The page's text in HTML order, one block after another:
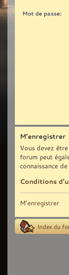
Mot de passe:
M’enregistrer
Vous devez
forum peut
connaissance
Conditions
M’enregistrer
Index du